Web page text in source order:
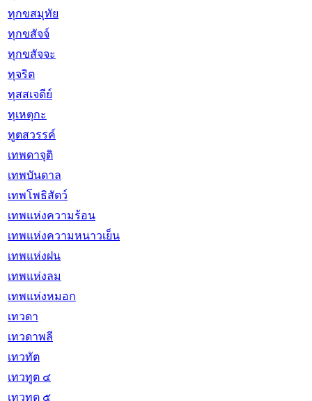
ทุกขสมุทัย
ทุกขสัจจ์
ทุกขสัจจะ
ทุจริต
ทุสสเจดีย์
ทุเหตุกะ
ทูตสวรรค์
เทพดาจุติ
เทพบันดาล
เทพโพธิสัตว์
เทพแห่งความร้อน
เทพแห่งความหนาวเย็น
เทพแห่งฝน
เทพแห่งลม
เทพแห่งหมอก
เทวดา
เทวดาพลี
เทวทัต
เทวทูต ๔
เทวทูต ๕